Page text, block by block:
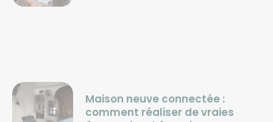
Maison neuve connectée :
comment réaliser de vraies